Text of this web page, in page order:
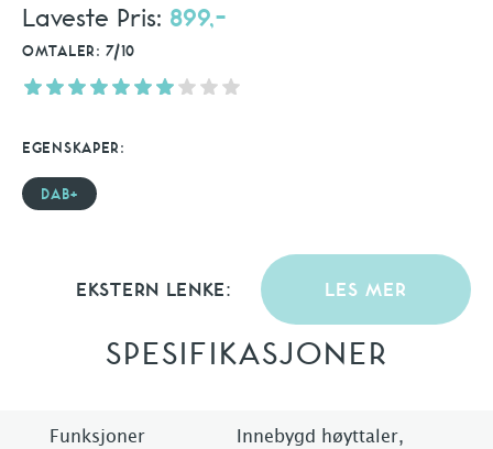
Laveste Pris: 899,-
OMTALER: 7/10
EGENSKAPER:
DAB+
EKSTERN LENKE: LES MER
SPESIFIKASJONER
Funksjoner
Innebygd høyttaler,